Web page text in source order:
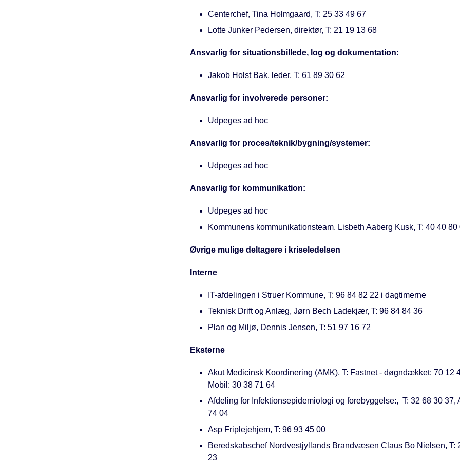
Centerchef, Tina Holmgaard, T: 25 33 49 67
Lotte Junker Pedersen, direktør, T: 21 19 13 68
Ansvarlig for situationsbillede, log og dokumentation:
Jakob Holst Bak, leder, T: 61 89 30 62
Ansvarlig for involverede personer:
Udpeges ad hoc
Ansvarlig for proces/teknik/bygning/systemer:
Udpeges ad hoc
Ansvarlig for kommunikation:
Udpeges ad hoc
Kommunens kommunikationsteam, Lisbeth Aaberg Kusk, T: 40 40 80
Øvrige mulige deltagere i kriseledelsen
Interne
IT-afdelingen i Struer Kommune, T: 96 84 82 22 i dagtimerne
Teknisk Drift og Anlæg, Jørn Bech Ladekjær, T: 96 84 84 36
Plan og Miljø, Dennis Jensen, T: 51 97 16 72
Eksterne
Akut Medicinsk Koordinering (AMK), T: Fastnet - døgndækket: 70 12
Mobil: 30 38 71 64
Afdeling for Infektionsepidemiologi og forebyggelse:, T: 32 68 30 37,
74 04
Asp Friplejehjem, T: 96 93 45 00
Beredskabschef Nordvestjyllands Brandvæsen Claus Bo Nielsen, T:
23